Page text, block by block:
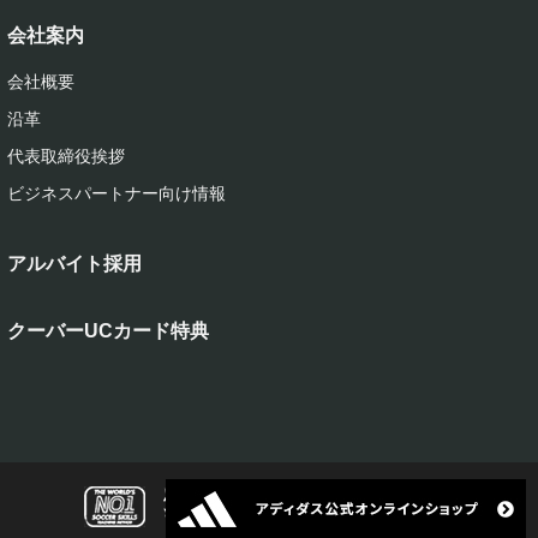
会社案内
会社概要
沿革
代表取締役挨拶
ビジネスパートナー向け情報
アルバイト採用
クーバーUCカード特典